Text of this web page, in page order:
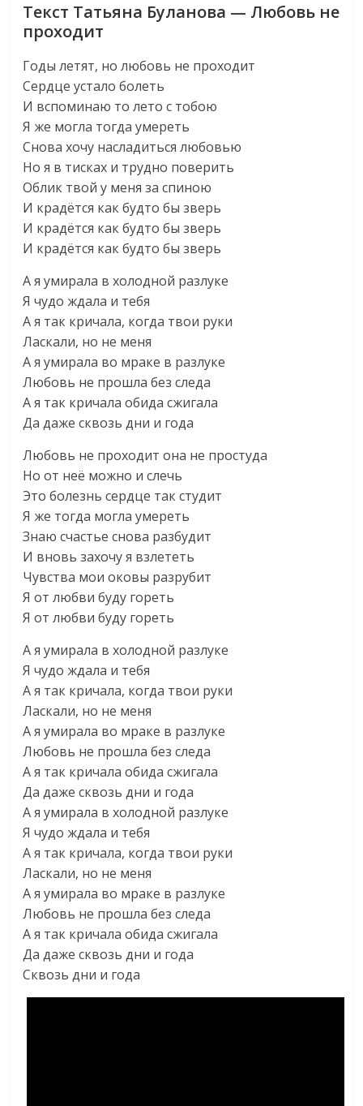
Текст Татьяна Буланова — Любовь не
проходит
Годы летят, но любовь не проходит
Сердце устало болеть
И вспоминаю то лето с тобою
Я же могла тогда умереть
Снова хочу насладиться любовью
Но я в тисках и трудно поверить
Облик твой у меня за спиною
И крадётся как будто бы зверь
И крадётся как будто бы зверь
И крадётся как будто бы зверь
А я умирала в холодной разлуке
Я чудо ждала и тебя
А я так кричала, когда твои руки
Ласкали, но не меня
А я умирала во мраке в разлуке
Любовь не прошла без следа
А я так кричала обида сжигала
Да даже сквозь дни и года
Любовь не проходит она не простуда
Но от неё можно и слечь
Это болезнь сердце так студит
Я же тогда могла умереть
Знаю счастье снова разбудит
И вновь захочу я взлететь
Чувства мои оковы разрубит
Я от любви буду гореть
Я от любви буду гореть
А я умирала в холодной разлуке
Я чудо ждала и тебя
А я так кричала, когда твои руки
Ласкали, но не меня
А я умирала во мраке в разлуке
Любовь не прошла без следа
А я так кричала обида сжигала
Да даже сквозь дни и года
А я умирала в холодной разлуке
Я чудо ждала и тебя
А я так кричала, когда твои руки
Ласкали, но не меня
А я умирала во мраке в разлуке
Любовь не прошла без следа
А я так кричала обида сжигала
Да даже сквозь дни и года
Сквозь дни и года